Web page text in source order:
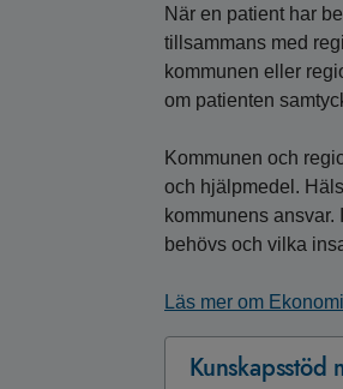
När en patient har
tillsammans med
kommunen eller
om patienten
Kommunen och
och hjälpmedel.
kommunens
behövs och vilka
Läs mer om